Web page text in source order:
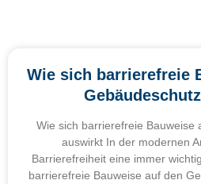
Wie sich barrierefreie
Wie sich barrierefreie Bauweise
auswirkt In der modernen
Barrierefreiheit eine immer
barrierefreie Bauweise auf den